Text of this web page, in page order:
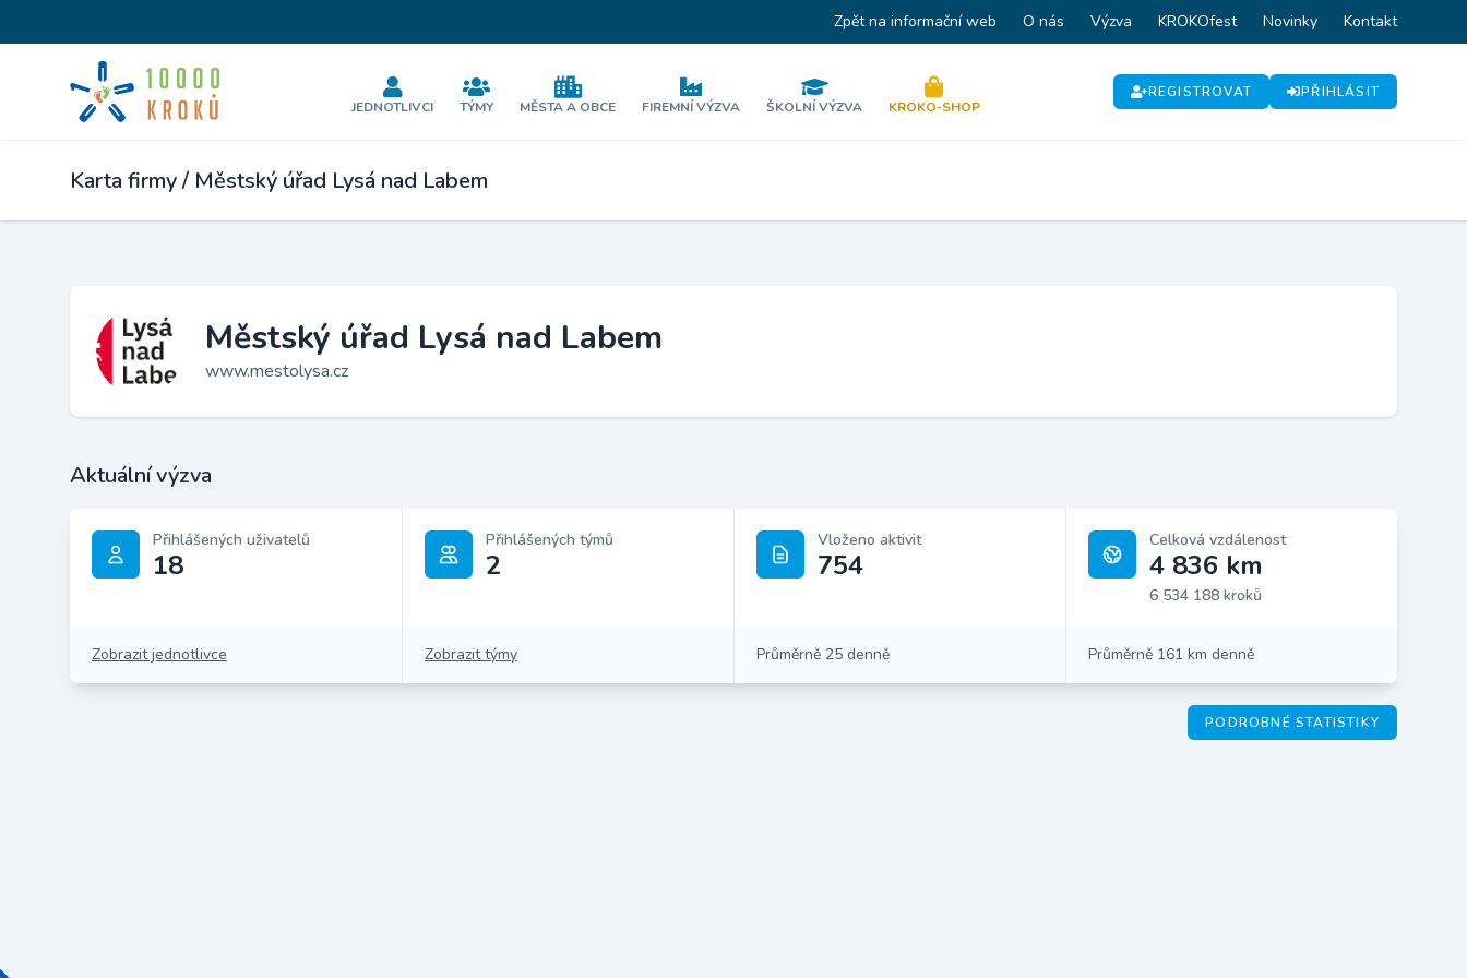
Zpět na informační web O nás Výzva KROKOfest Novinky Kontakt
JEDNOTLIVCI TÝMY MĚSTA A OBCE FIREMNÍ VÝZVA ŠKOLNÍ VÝZVA KROKO-SHOP
REGISTROVAT PŘIHLÁSIT
Karta firmy / Městský úřad Lysá nad Labem
Městský úřad Lysá nad Labem
www.mestolysa.cz
Aktuální výzva
Přihlášených uživatelů
18
Zobrazit jednotlivce
Přihlášených týmů
2
Zobrazit týmy
Vloženo aktivit
754
Průměrně 25 denně
Celková vzdálenost
4 836 km
6 534 188 kroků
Průměrně 161 km denně
PODROBNÉ STATISTIKY